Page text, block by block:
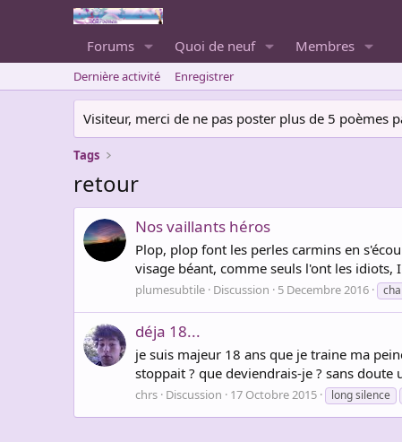
Forums Quoi de neuf Membres
Dernière activité Enregistrer
Visiteur, merci de ne pas poster plus de 5 poèmes
Tags
retour
Nos vaillants héros
Plop, plop font les perles carmins en
visage béant, comme seuls l'ont les idiots,
plumesubtile Discussion 5 Decembre 2016
déja 18...
je suis majeur 18 ans que je traine ma
stoppait ? que deviendrais-je ? sans
chrs Discussion 17 Octobre 2015 long silence